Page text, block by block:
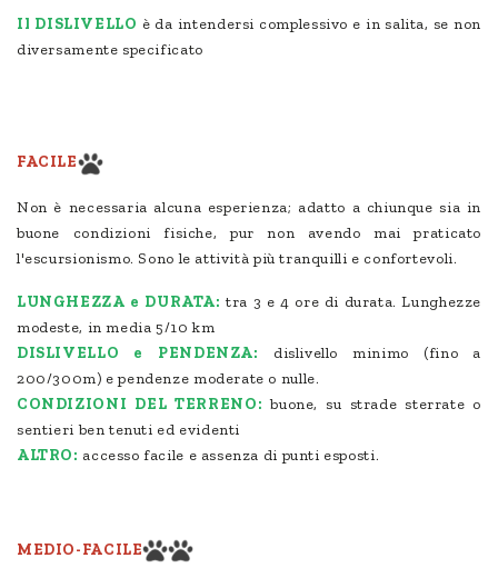
Il DISLIVELLO è da intendersi complessivo e in salita, se non
diversamente specificato
FACILE
Non è necessaria alcuna esperienza; adatto a chiunque sia in
buone condizioni fisiche, pur non avendo mai praticato
l'escursionismo. Sono le attività più tranquilli e confortevoli.
LUNGHEZZA e DURATA: tra 3 e 4 ore di durata. Lunghezze
modeste, in media 5/10 km
DISLIVELLO e PENDENZA: dislivello minimo (fino a
200/300m) e pendenze moderate o nulle.
CONDIZIONI DEL TERRENO: buone, su strade sterrate o
sentieri ben tenuti ed evidenti
ALTRO: accesso facile e assenza di punti esposti.
MEDIO-FACILE